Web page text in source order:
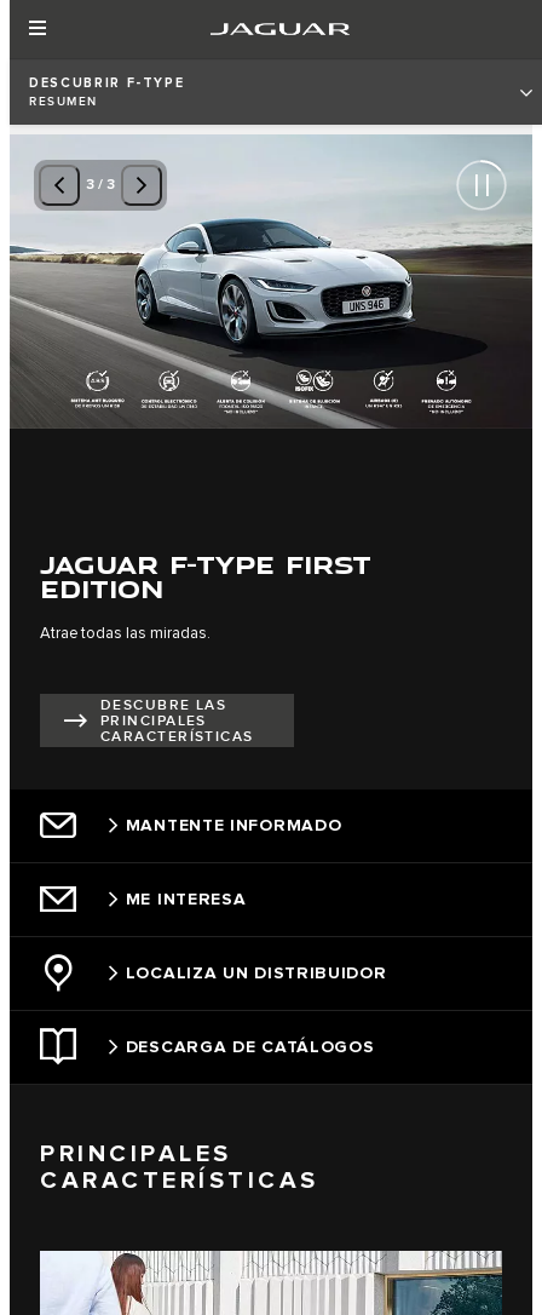
DESCUBRIR F‑TYPE
RESUMEN
3 / 3
JAGUAR F-TYPE FIRST
EDITION
Atrae todas las miradas.
DESCUBRE LAS
PRINCIPALES
CARACTERÍSTICAS
MANTENTE INFORMADO
ME INTERESA
LOCALIZA UN DISTRIBUIDOR
DESCARGA DE CATÁLOGOS
PRINCIPALES
CARACTERÍSTICAS